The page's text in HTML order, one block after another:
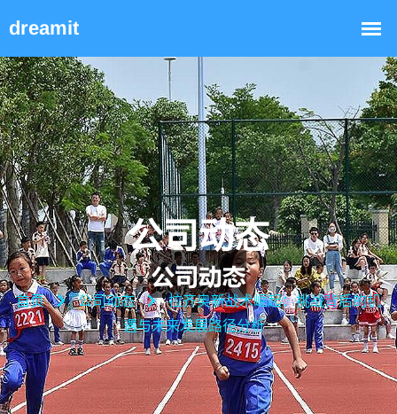
公司动态
首页 公司动态
拉齐奥新战术崛起：挑战背后的机
遇与未来发展路径分析